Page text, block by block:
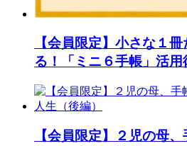
【会員限定】小さな１
る！「ミニ６手帳」活用
【会員限定】２児の母